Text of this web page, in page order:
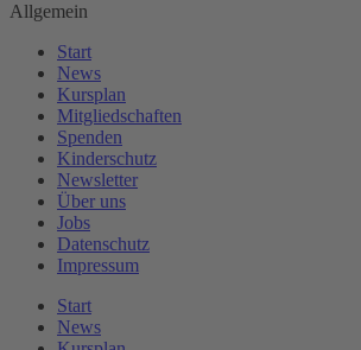
Allgemein
Start
News
Kursplan
Mitgliedschaften
Spenden
Kinderschutz
Newsletter
Über uns
Jobs
Datenschutz
Impressum
Start
News